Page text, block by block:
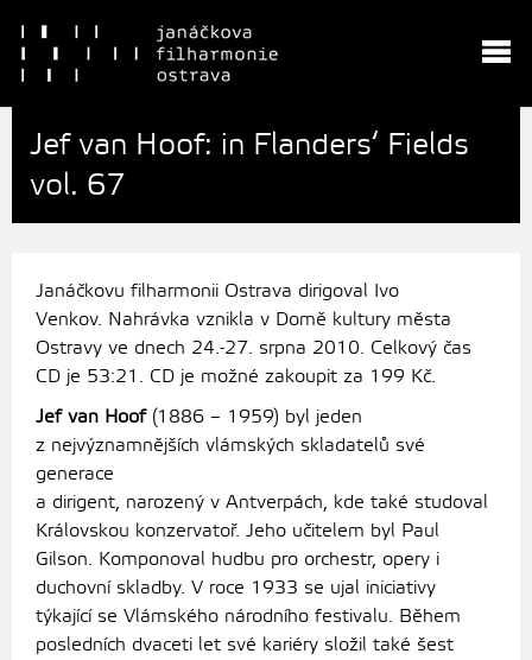
Jef van Hoof: in Flanders‘ Fields
vol. 67
Janáčkovu filharmonii Ostrava dirigoval Ivo
Venkov. Nahrávka vznikla v Domě kultury města
Ostravy ve dnech 24.-27. srpna 2010. Celkový čas
CD je 53:21. CD je možné zakoupit za 199 Kč.
Jef van Hoof (1886 – 1959) byl jeden
z nejvýznamnějších vlámských skladatelů své
generace
a dirigent, narozený v Antverpách, kde také studoval
Královskou konzervatoř. Jeho učitelem byl Paul
Gilson. Komponoval hudbu pro orchestr, opery i
duchovní skladby. V roce 1933 se ujal iniciativy
týkající se Vlámského národního festivalu. Během
posledních dvaceti let své kariéry složil také šest